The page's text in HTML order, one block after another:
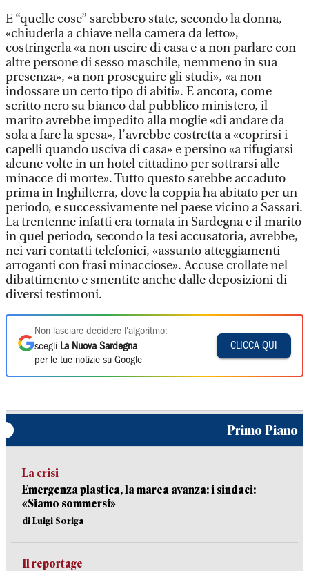
E “quelle cose” sarebbero state, secondo la donna,
«chiuderla a chiave nella camera da letto»,
costringerla «a non uscire di casa e a non parlare con
altre persone di sesso maschile, nemmeno in sua
presenza», «a non proseguire gli studi», «a non
indossare un certo tipo di abiti». E ancora, come
scritto nero su bianco dal pubblico ministero, il
marito avrebbe impedito alla moglie «di andare da
sola a fare la spesa», l’avrebbe costretta a «coprirsi i
capelli quando usciva di casa» e persino «a rifugiarsi
alcune volte in un hotel cittadino per sottrarsi alle
minacce di morte». Tutto questo sarebbe accaduto
prima in Inghilterra, dove la coppia ha abitato per un
periodo, e successivamente nel paese vicino a Sassari.
La trentenne infatti era tornata in Sardegna e il marito
in quel periodo, secondo la tesi accusatoria, avrebbe,
nei vari contatti telefonici, «assunto atteggiamenti
arroganti con frasi minacciose». Accuse crollate nel
dibattimento e smentite anche dalle deposizioni di
diversi testimoni.
Non lasciare decidere l'algoritmo:
scegli La Nuova Sardegna
per le tue notizie su Google
CLICCA QUI
Primo Piano
La crisi
Emergenza plastica, la marea avanza: i sindaci:
«Siamo sommersi»
di Luigi Soriga
Il reportage